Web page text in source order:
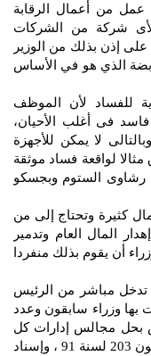
عمل من أعمال الرقابة
لأى شركة من الشركات
على إذن بذلك من الوزير
الذي هو في الأساس
للفساد لأن الموظف
فى أغلب الأحيان،
لا يمكن للأجهزة
لواقعة فساد موثقة
رشاوى الستوم وبجسكو
كثيرة وتحتاج إلى من
المال العام وتدمير
أن يقوم بذلك منفردا
تدخل مباشر من الرئيس
وزراء سابقون وعدد
بحل مجالس إدارات كل
الشركات القابضة والتابعة ووقف العمل بقانون 203 لسنة 91 ، وإسناد